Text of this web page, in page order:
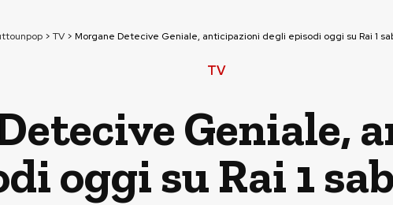
> TV > Morgane Detecive Geniale, anticipazioni degli episodi oggi su Rai 1
TV
Geniale,
oggi su Rai 1